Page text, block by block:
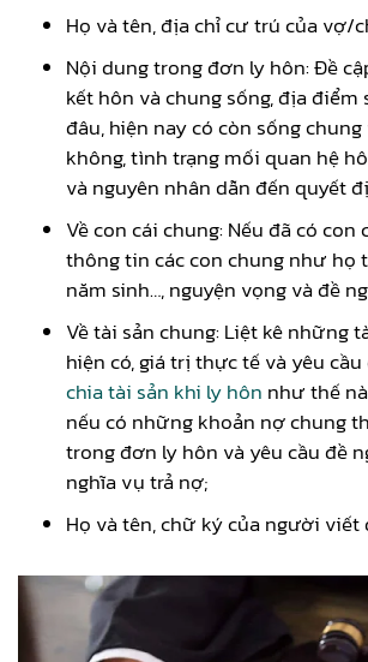
Họ và tên, địa chỉ cư trú của vợ/
Nội dung trong đơn ly hôn: Đề
kết hôn và chung sống, địa điểm
đâu, hiện nay có còn sống
không, tình trạng mối quan hệ
và nguyên nhân dẫn đến quyết
Về con cái chung: Nếu đã có con
thông tin các con chung như họ
năm sinh…, nguyện vọng và đề
Về tài sản chung: Liệt kê những
hiện có, giá trị thực tế và yêu
chia tài sản khi ly hôn như thế
nếu có những khoản nợ chung
trong đơn ly hôn và yêu cầu đề
nghĩa vụ trả nợ;
Họ và tên, chữ ký của người viết